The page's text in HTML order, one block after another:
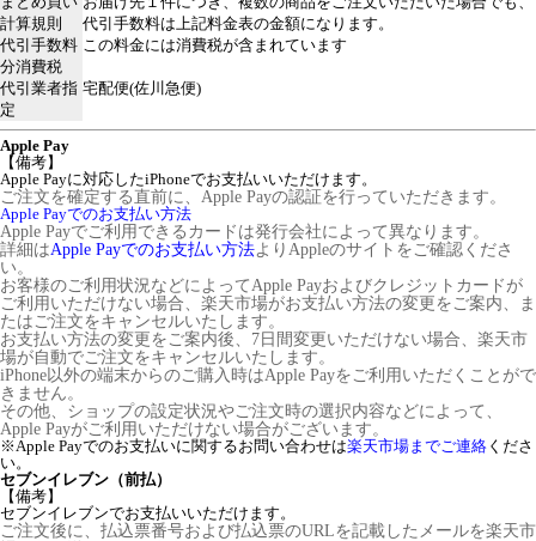
計算規則
代引手数料は上記料金表の金額になります。
代引手数料
分消費税
この料金には消費税が含まれています
代引業者指
定
宅配便(佐川急便)
Apple Pay
【備考】
Apple Payに対応したiPhoneでお支払いいただけます。
ご注文を確定する直前に、Apple Payの認証を行っていただきます。
Apple Payでのお支払い方法
Apple Payでご利用できるカードは発行会社によって異なります。
詳細はApple Payでのお支払い方法よりAppleのサイトをご確認くださ
い。
お客様のご利用状況などによってApple Payおよびクレジットカードが
ご利用いただけない場合、楽天市場がお支払い方法の変更をご案内、ま
たはご注文をキャンセルいたします。
お支払い方法の変更をご案内後、7日間変更いただけない場合、楽天市
場が自動でご注文をキャンセルいたします。
iPhone以外の端末からのご購入時はApple Payをご利用いただくことがで
きません。
その他、ショップの設定状況やご注文時の選択内容などによって、
Apple Payがご利用いただけない場合がございます。
※Apple Payでのお支払いに関するお問い合わせは楽天市場までご連絡 くださ
い。
セブンイレブン（前払）
【備考】
セブンイレブンでお支払いいただけます。
ご注文後に、払込票番号および払込票のURLを記載したメールを楽天市